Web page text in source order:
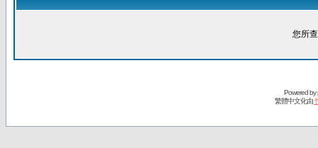
您所
Powered by
繁體中文化由